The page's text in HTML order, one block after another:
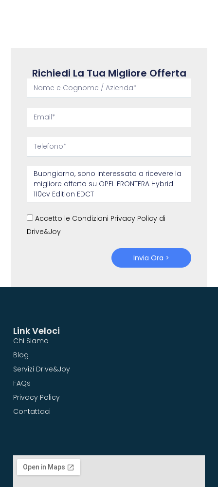
Richiedi La Tua Migliore Offerta
Accetto le Condizioni Privacy Policy di
Drive&Joy
Invia Ora >
Link Veloci
Chi Siamo
Blog
Servizi Drive&Joy
FAQs
Privacy Policy
Contattaci